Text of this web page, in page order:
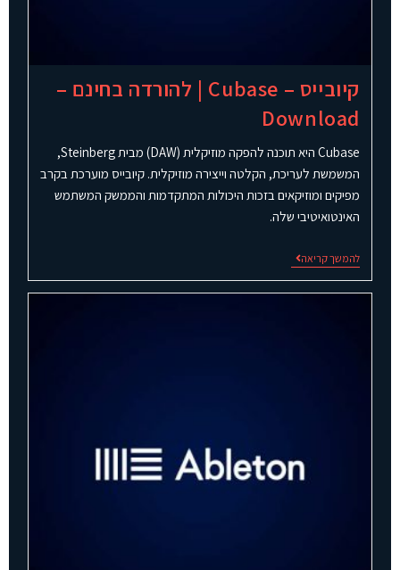
קיובייס – Cubase | להורדה בחינם –
Download
Cubase היא תוכנה להפקה מוזיקלית (DAW) מבית Steinberg,
המשמשת לעריכת, הקלטה וייצירה מוזיקלית. קיובייס מוערכת בקרב
מפיקים ומוזיקאים בזכות היכולות המתקדמות והממשק המשתמש
האינטואיטיבי שלה.
להמשך קריאה